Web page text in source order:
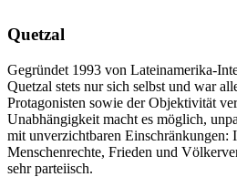
Quetzal
Gegründet 1993 von Lateinamerika-
Quetzal stets nur sich selbst und war
Protagonisten sowie der Objektivität
Unabhängigkeit macht es möglich,
mit unverzichtbaren Einschränkungen:
Menschenrechte, Frieden und
sehr parteiisch.